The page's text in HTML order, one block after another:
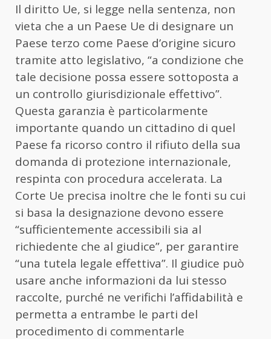
Il diritto Ue, si legge nella sentenza, non
vieta che a un Paese Ue di designare un
Paese terzo come Paese d’origine sicuro
tramite atto legislativo, “a condizione che
tale decisione possa essere sottoposta a
un controllo giurisdizionale effettivo”.
Questa garanzia è particolarmente
importante quando un cittadino di quel
Paese fa ricorso contro il rifiuto della sua
domanda di protezione internazionale,
respinta con procedura accelerata. La
Corte Ue precisa inoltre che le fonti su cui
si basa la designazione devono essere
“sufficientemente accessibili sia al
richiedente che al giudice”, per garantire
“una tutela legale effettiva”. Il giudice può
usare anche informazioni da lui stesso
raccolte, purché ne verifichi l’affidabilità e
permetta a entrambe le parti del
procedimento di commentarle